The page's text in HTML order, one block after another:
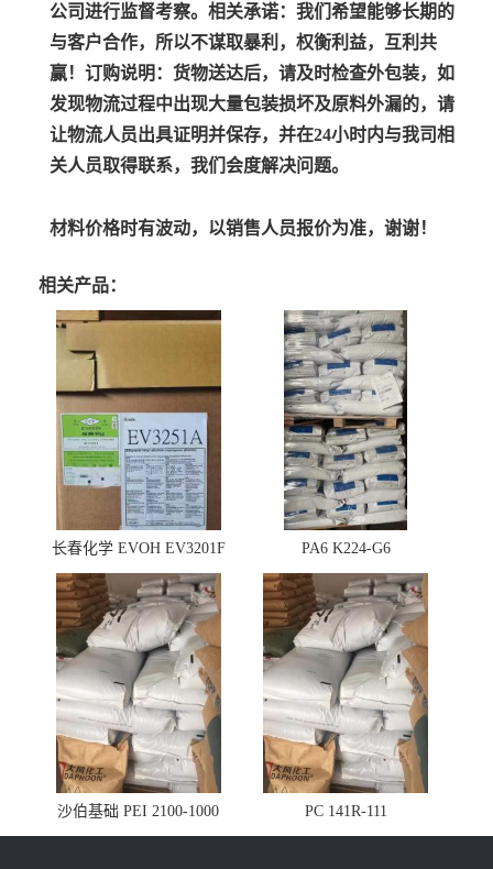
公司进行监督考察。 相关承诺： 我们希望能够长期的
与客户合作，所以不谋取暴利，权衡利益，互利共
赢！ 订购说明： 货物送达后，请及时检查外包装，如
发现物流过程中出现大量包装损坏及原料外漏的，请
让物流人员出具证明并保存，并在24小时内与我司相
关人员取得联系，我们会度解决问题。
材料价格时有波动，以销售人员报价为准，谢谢！
相关产品：
长春化学 EVOH EV3201F PA6 K224-G6
沙伯基础 PEI 2100-1000 PC 141R-111